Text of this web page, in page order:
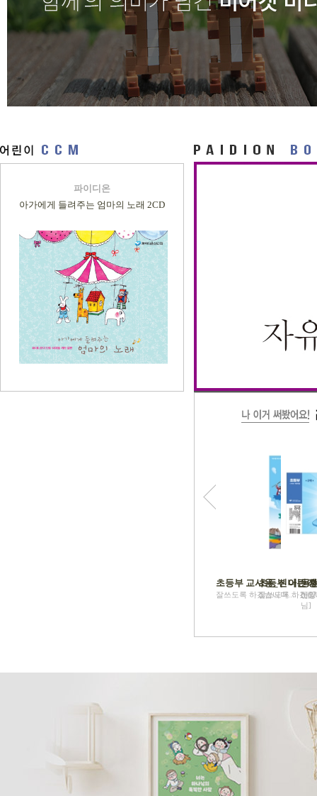
파이디온
아가에게 들려주는 엄마의 노래 2CD
초등부 교사용_신나는
잘쓰도록 하겠습니다.....
초등부 어린
잘쓰도록 하겠
동
신
님]